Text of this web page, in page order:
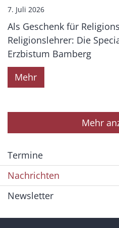
7. Juli 2026
Als Geschenk für
Religionslehrer: Die
Erzbistum Bamberg
Mehr
Mehr
Termine
Nachrichten
Newsletter